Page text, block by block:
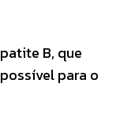
B, que
para o